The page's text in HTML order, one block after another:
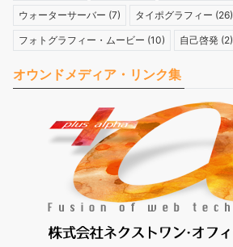
ウォーターサーバー (7) タイポグラフィー (26)
フォトグラフィー・ムービー (10) 自己啓発 (2)
オウンドメディア・リンク集